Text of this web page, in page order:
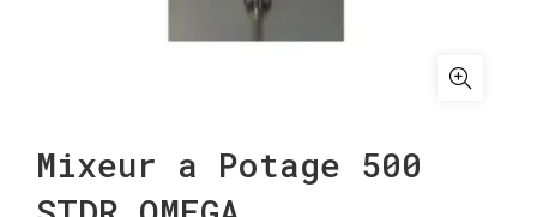
Mixeur a Potage 500